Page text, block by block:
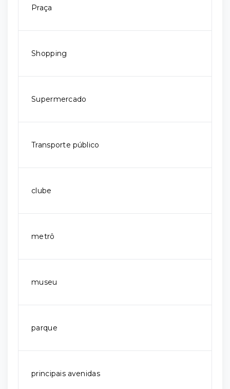
Praça
Shopping
Supermercado
Transporte público
clube
metrô
museu
parque
principais avenidas